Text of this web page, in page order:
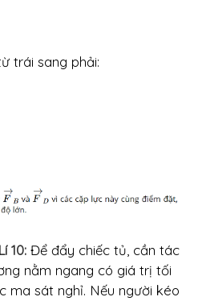
trái sang phải:
10: Để đẩy chiếc tủ, cần tác
nằm ngang có giá trị tối
ma sát nghỉ. Nếu người kéo